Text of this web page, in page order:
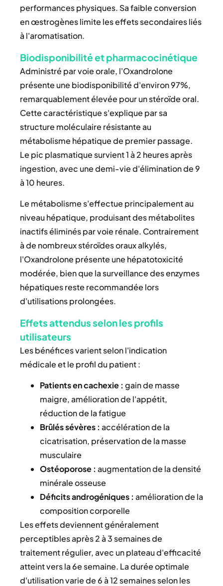
performances physiques. Sa faible conversion
en œstrogènes limite les effets secondaires liés
à l'aromatisation.
Biodisponibilité et pharmacocinétique
Administré par voie orale, l'Oxandrolone
présente une biodisponibilité d'environ 97%,
remarquablement élevée pour un stéroïde oral.
Cette caractéristique s'explique par sa
structure moléculaire résistante au
métabolisme hépatique de premier passage.
Le pic plasmatique survient 1 à 2 heures après
ingestion, avec une demi-vie d'élimination de 9
à 10 heures.
Le métabolisme s'effectue principalement au
niveau hépatique, produisant des métabolites
inactifs éliminés par voie rénale. Contrairement
à de nombreux stéroïdes oraux alkylés,
l'Oxandrolone présente une hépatotoxicité
modérée, bien que la surveillance des enzymes
hépatiques reste recommandée lors
d'utilisations prolongées.
Effets attendus selon les profils
utilisateurs
Les bénéfices varient selon l'indication
médicale et le profil du patient :
Patients en cachexie : gain de masse
maigre, amélioration de l'appétit,
réduction de la fatigue
Brûlés sévères : accélération de la
cicatrisation, préservation de la masse
musculaire
Ostéoporose : augmentation de la densité
minérale osseuse
Déficits androgéniques : amélioration de la
composition corporelle
Les effets deviennent généralement
perceptibles après 2 à 3 semaines de
traitement régulier, avec un plateau d'efficacité
atteint vers la 6e semaine. La durée optimale
d'utilisation varie de 6 à 12 semaines selon les